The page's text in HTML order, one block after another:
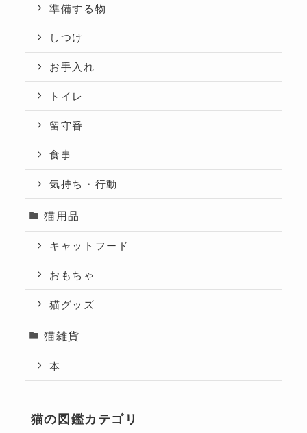
準備する物
しつけ
お手入れ
トイレ
留守番
食事
気持ち・行動
猫用品
キャットフード
おもちゃ
猫グッズ
猫雑貨
本
猫の図鑑カテゴリ